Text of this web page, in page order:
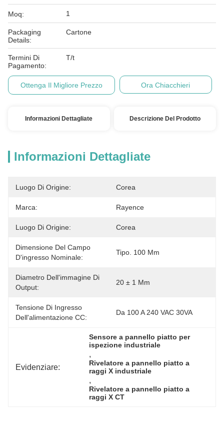
Moq: 1
Packaging
Details:
Cartone
Termini Di
Pagamento:
T/t
Ottenga Il Migliore Prezzo Ora Chiacchieri
Informazioni Dettagliate Descrizione Del Prodotto
Informazioni Dettagliate
Luogo Di Origine: Corea
Marca: Rayence
Luogo Di Origine: Corea
Dimensione Del Campo
D'ingresso Nominale:
Tipo. 100 Mm
Diametro Dell'immagine Di
Output:
20 ± 1 Mm
Tensione Di Ingresso
Dell'alimentazione CC:
Da 100 A 240 VAC 30VA
Evidenziare:
Sensore a pannello piatto per
ispezione industriale
,
Rivelatore a pannello piatto a
raggi X industriale
,
Rivelatore a pannello piatto a
raggi X CT